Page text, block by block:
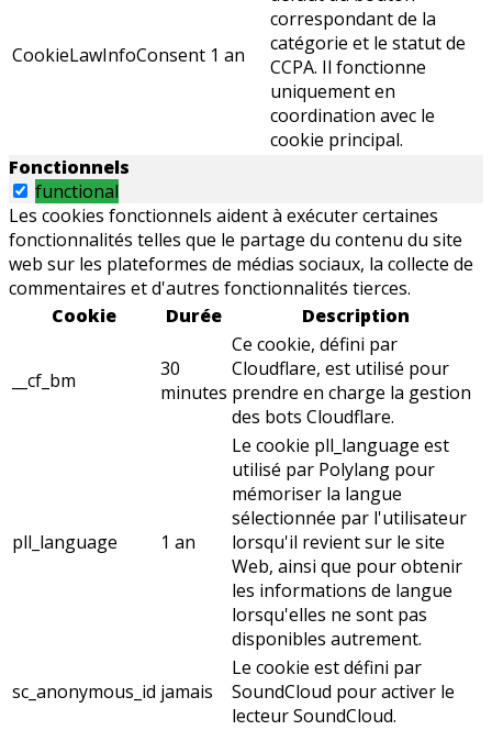
CookieLawInfoConsent 1 an
correspondant de la
catégorie et le statut de
CCPA. Il fonctionne
uniquement en
coordination avec le
cookie principal.
Fonctionnels
functional
Les cookies fonctionnels aident à exécuter certaines
fonctionnalités telles que le partage du contenu du site
web sur les plateformes de médias sociaux, la collecte de
commentaires et d'autres fonctionnalités tierces.
Cookie
Durée Description
__cf_bm
30
minutes
Ce cookie, défini par
Cloudflare, est utilisé pour
prendre en charge la gestion
des bots Cloudflare.
pll_language 1 an
Le cookie pll_language est
utilisé par Polylang pour
mémoriser la langue
sélectionnée par l'utilisateur
lorsqu'il revient sur le site
Web, ainsi que pour obtenir
les informations de langue
lorsqu'elles ne sont pas
disponibles autrement.
sc_anonymous_id jamais
Le cookie est défini par
SoundCloud pour activer le
lecteur SoundCloud.